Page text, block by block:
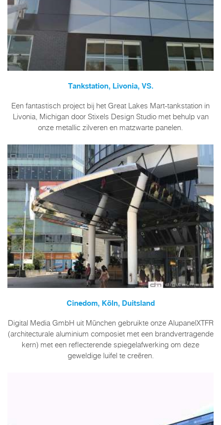
Tankstation, Livonia, VS.
Een fantastisch project bij het Great Lakes Mart-tankstation in
Livonia, Michigan door Stixels Design Studio met behulp van
onze metallic zilveren en matzwarte panelen.
Cinedom, Köln, Duitsland
Digital Media GmbH uit München gebruikte onze AlupanelXTFR
(architecturale aluminium composiet met een brandvertragende
kern) met een reflecterende spiegelafwerking om deze
geweldige luifel te creëren.